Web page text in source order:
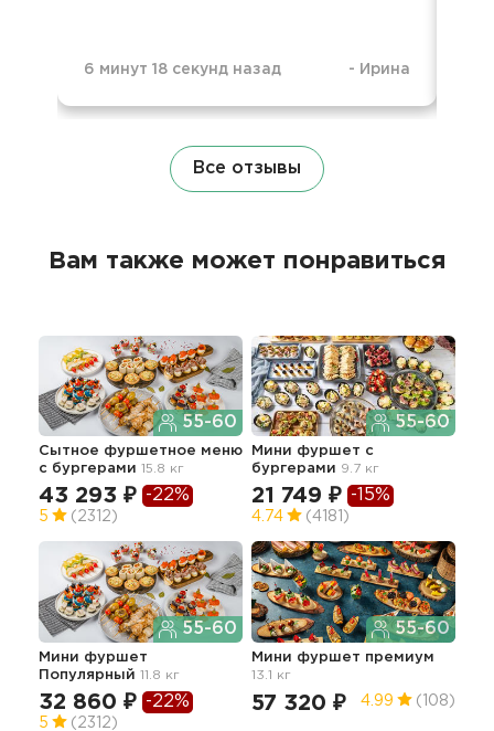
6 минут 18 секунд назад - Ирина
Все отзывы
Вам также может понравиться
55-60
Сытное фуршетное меню
с бургерами 15.8 кг
43 293 ₽ -22%
5 (2312)
55-60
Мини фуршет с
бургерами 9.7 кг
21 749 ₽ -15%
4.74 (4181)
55-60
Мини фуршет
Популярный 11.8 кг
32 860 ₽ -22%
5 (2312)
55-60
Мини фуршет премиум
13.1 кг
57 320 ₽ 4.99 (108)